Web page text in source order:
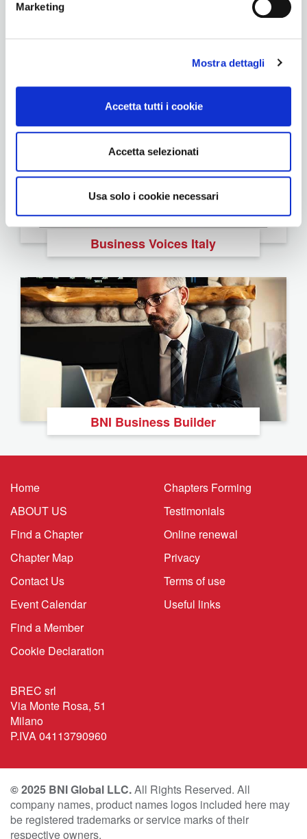
Marketing
Mostra dettagli
Accetta tutti i cookie
Accetta selezionati
Usa solo i cookie necessari
Business Voices Italy
BNI Business Builder
Home
ABOUT US
Find a Chapter
Chapter Map
Contact Us
Event Calendar
Find a Member
Cookie Declaration
Chapters Forming
Testimonials
Online renewal
Privacy
Terms of use
Useful links
BREC srl
Via Monte Rosa, 51
Milano
P.IVA 04113790960
© 2025 BNI Global LLC.All Rights Reserved. All
company names, product names logos included here may
be registered trademarks or service marks of their
respective owners.